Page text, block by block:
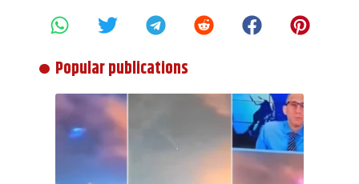
Popular publications